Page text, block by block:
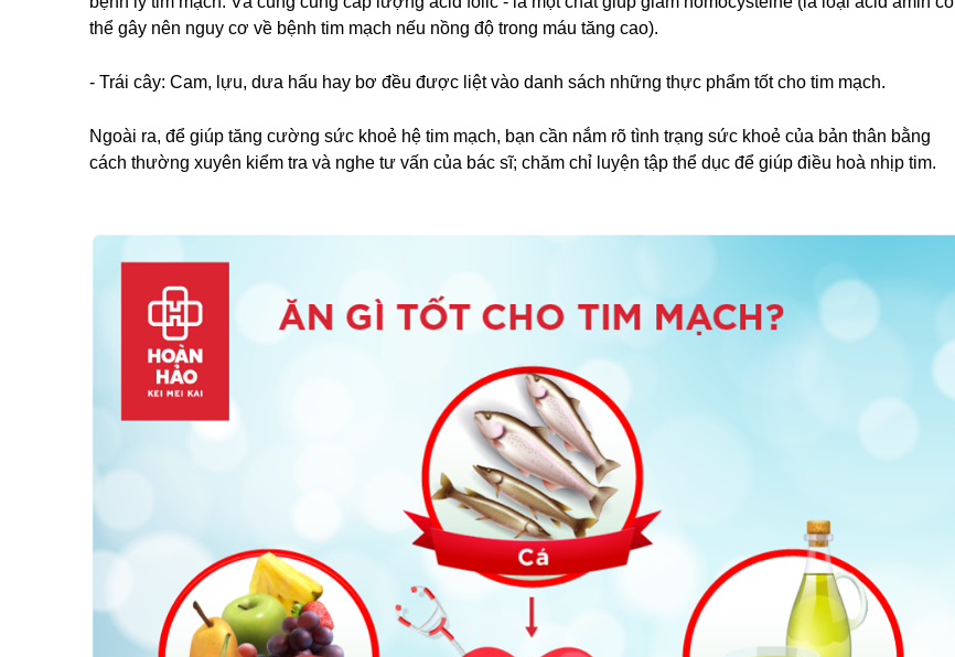
thể gây nên nguy cơ về bệnh tim mạch nếu nồng độ trong máu tăng cao).
- Trái cây: Cam, lựu, dưa hấu hay bơ đều được liệt vào danh sách những thực phẩm tốt cho tim mạch.
Ngoài ra, để giúp tăng cường sức khoẻ hệ tim mạch, bạn cần nắm rõ tình trạng sức khoẻ của bản thân bằng
cách thường xuyên kiểm tra và nghe tư vấn của bác sĩ; chăm chỉ luyện tập thể dục để giúp điều hoà nhịp tim.